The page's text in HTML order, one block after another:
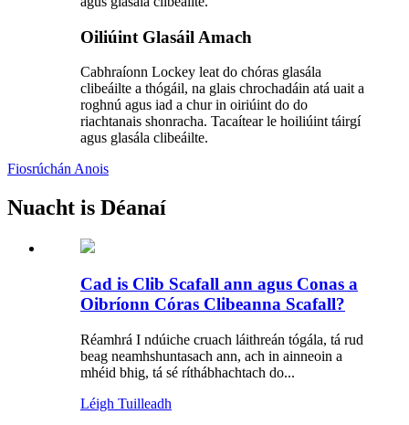
Oiliúint Glasáil Amach
Cabhraíonn Lockey leat do chóras glasála
clibeáilte a thógáil, na glais chrochadáin atá uait a
roghnú agus iad a chur in oiriúint do do
riachtanais shonracha. Tacaítear le hoiliúint táirgí
agus glasála clibeáilte.
Fiosrúchán Anois
Nuacht is Déanaí
Cad is Clib Scafall ann agus Conas a
Oibríonn Córas Clibeanna Scafall?
Réamhrá I ndúiche cruach láithreán tógála, tá rud
beag neamhshuntasach ann, ach in ainneoin a
mhéid bhig, tá sé ríthábhachtach do...
Léigh Tuilleadh